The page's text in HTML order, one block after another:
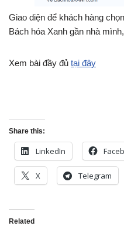
Giao diện để khách hàng
Bách hóa Xanh gần nhà
Xem bài đầy đủ tại đây
Share this:
LinkedIn
X Telegram
Related